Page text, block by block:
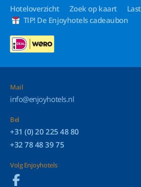
Hoteloverzicht Zoek op kaart
TIP! De Enjoyhotels cadeaubon
Mail
info@enjoyhotels.nl
Bel
+31 (0) 20 225 48 80
+32 78 48 39 75
Volg Enjoyhotels